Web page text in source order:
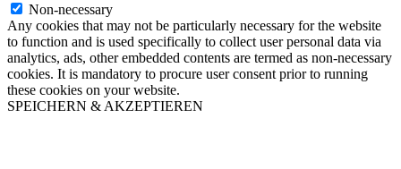
Non-necessary
Any cookies that may not be particularly necessary for the website
to function and is used specifically to collect user personal data via
analytics, ads, other embedded contents are termed as non-necessary
cookies. It is mandatory to procure user consent prior to running
these cookies on your website.
SPEICHERN & AKZEPTIEREN